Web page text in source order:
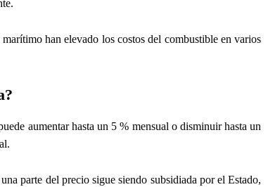
han elevado los costos del combustible en varios
aumentar hasta un 5 % mensual o disminuir hasta un
parte del precio sigue siendo subsidiada por el Estado,